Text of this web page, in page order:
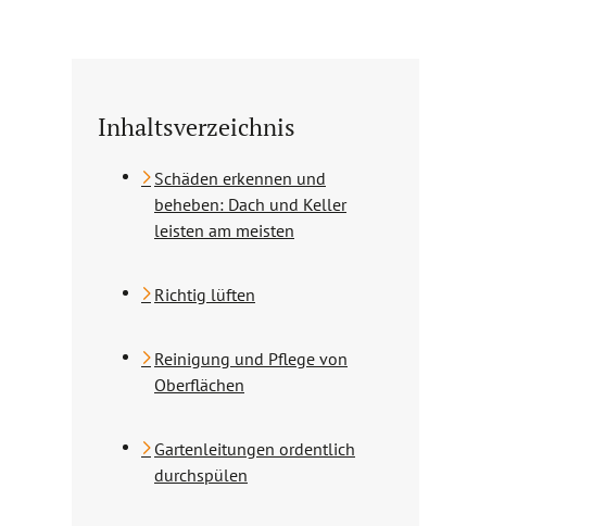
Inhaltsverzeichnis
Schäden erkennen und
beheben: Dach und Keller
leisten am meisten
Richtig lüften
Reinigung und Pflege von
Oberflächen
Gartenleitungen ordentlich
durchspülen